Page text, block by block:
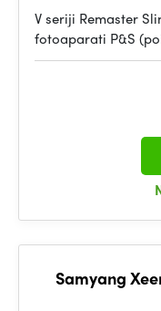
V seriji Remaster
fotoaparati P&S
Samyang